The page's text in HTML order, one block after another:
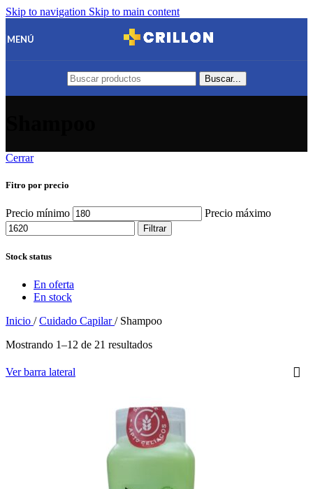
Skip to navigation Skip to main content
MENÚ
Buscar...
Cerrar
Fitro por precio
Precio mínimo Precio máximo
Filtrar
Stock status
En oferta
En stock
Inicio / Cuidado Capilar/ Shampoo
Mostrando 1–12 de 21 resultados
Ver barra lateral